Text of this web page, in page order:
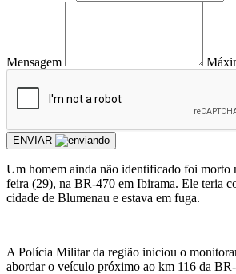
Mensagem
ENVIAR
Um homem ainda não identificado foi morto
feira (29), na BR-470 em Ibirama. Ele teria
cidade de Blumenau e estava em fuga.
A Polícia Militar da região iniciou o
abordar o veículo próximo ao km 116 da